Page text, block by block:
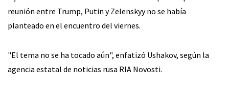
reunión entre Trump, Putin y Zelenskyy no se había
planteado en el encuentro del viernes.
"El tema no se ha tocado aún", enfatizó Ushakov, según la
agencia estatal de noticias rusa RIA Novosti.